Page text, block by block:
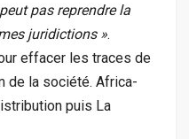
pas reprendre la
juridictions ».
effacer les traces de
de la société. Africa-
puis La